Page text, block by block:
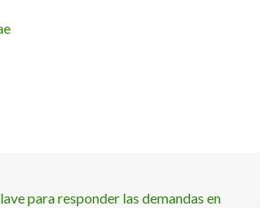
para responder las demandas en